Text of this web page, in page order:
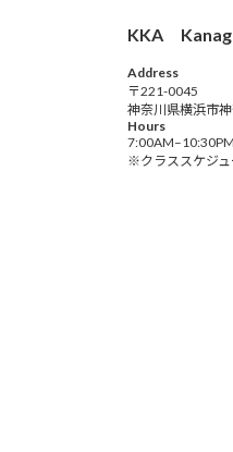
KKA
Address
〒221-0045
神奈川県横浜市
Hours
7:00AM–10:30PM
※クラススケジュ